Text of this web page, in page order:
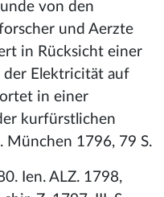
von den
und Aerzte
in Rücksicht einer
der Elektricität auf
in einer
kurfürstlichen
München 1796, 79 S.
Ien. ALZ. 1798,